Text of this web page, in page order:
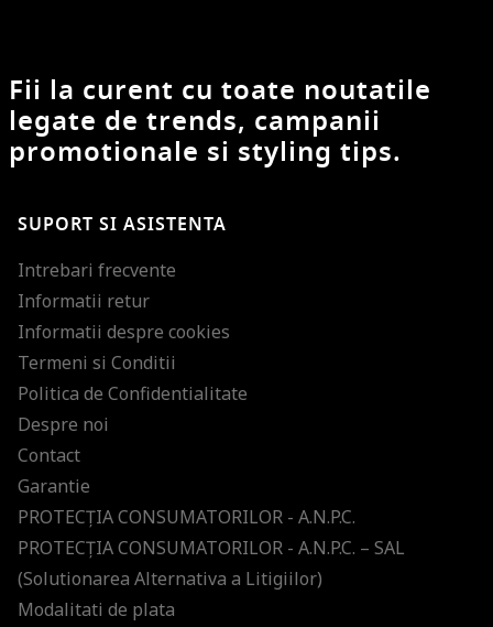
Fii la curent cu toate noutatile
legate de trends, campanii
promotionale si styling tips.
SUPORT SI ASISTENTA
Intrebari frecvente
Informatii retur
Informatii despre cookies
Termeni si Conditii
Politica de Confidentialitate
Despre noi
Contact
Garantie
PROTECŢIA CONSUMATORILOR - A.N.P.C.
PROTECŢIA CONSUMATORILOR - A.N.P.C. – SAL
(Solutionarea Alternativa a Litigiilor)
Modalitati de plata